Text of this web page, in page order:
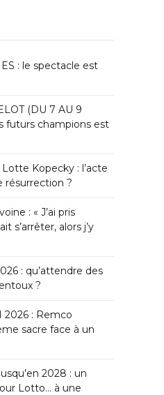
: le spectacle est
(DU 7 AU 9
futurs champions est
Kopecky : l’acte
résurrection ?
: « J’ai pris
s’arrêter, alors j’y
: qu’attendre des
?
2026 : Remco
sacre face à un
2028 : un
Lotto… à une